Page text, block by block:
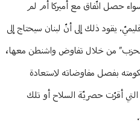
سواء حصل اتّفاق مع أميركا أم لم
يقود ذلك إلى أنّ لبنان سيحتاج إلى
من خلال تفاوض واشنطن معها،
بفصل مفاوضاته لاستعادة
التي أقرّت حصريّة السلاح أو تلك